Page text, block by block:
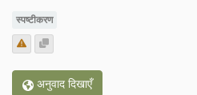
स्पष्टीकरण
अनुवाद दिखाएँ